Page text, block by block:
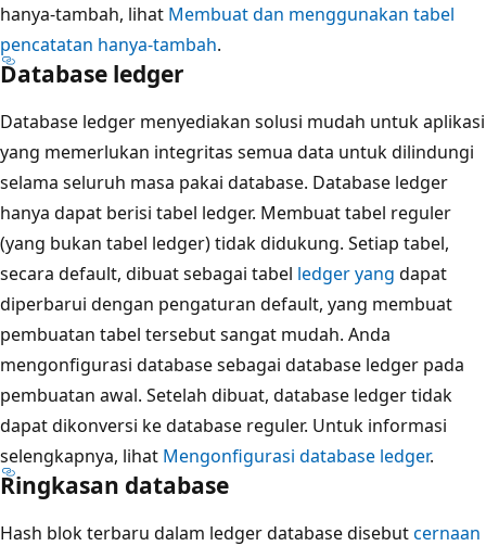
hanya-tambah, lihat Membuat dan menggunakan tabel
pencatatan hanya-tambah.
Database ledger
Database ledger menyediakan solusi mudah untuk aplikasi
yang memerlukan integritas semua data untuk dilindungi
selama seluruh masa pakai database. Database ledger
hanya dapat berisi tabel ledger. Membuat tabel reguler
(yang bukan tabel ledger) tidak didukung. Setiap tabel,
secara default, dibuat sebagai tabel ledger yang dapat
diperbarui dengan pengaturan default, yang membuat
pembuatan tabel tersebut sangat mudah. Anda
mengonfigurasi database sebagai database ledger pada
pembuatan awal. Setelah dibuat, database ledger tidak
dapat dikonversi ke database reguler. Untuk informasi
selengkapnya, lihat Mengonfigurasi database ledger.
Ringkasan database
Hash blok terbaru dalam ledger database disebutcernaan